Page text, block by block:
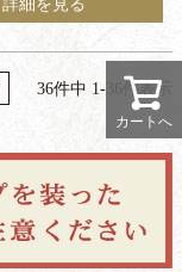
詳細を見る
36件中 1- 36 件表示
カートへ